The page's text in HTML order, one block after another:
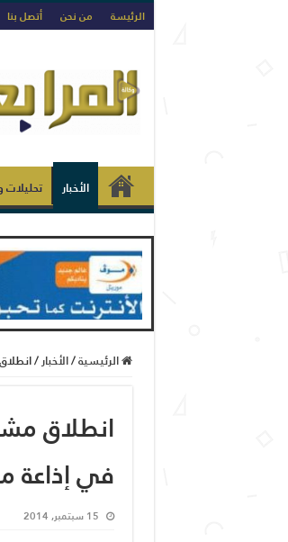
الرئيسة من نحن أتصل بنا
الأخبار تحليلات
الرئيسية/الأخبار/
انطلاق
في إذاعة
15 سبتمبر, 2014